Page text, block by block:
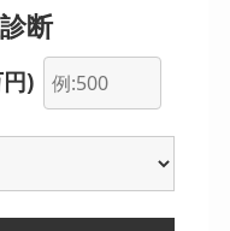
断
)